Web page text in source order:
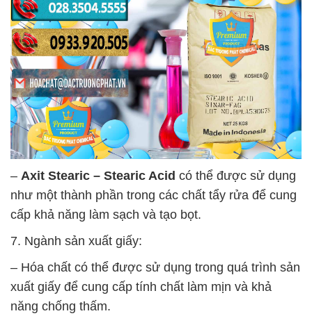
– Axit Stearic – Stearic Acid có thể được sử dụng
như một thành phần trong các chất tẩy rửa để cung
cấp khả năng làm sạch và tạo bọt.
7. Ngành sản xuất giấy:
– Hóa chất có thể được sử dụng trong quá trình sản
xuất giấy để cung cấp tính chất làm mịn và khả
năng chống thấm.